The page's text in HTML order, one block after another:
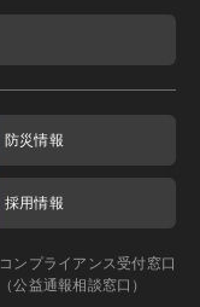
防災情報
採用情報
コンプライアンス受付窓口
（公益通報相談窓口）